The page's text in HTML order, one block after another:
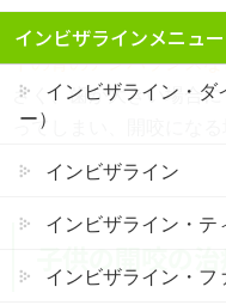
悪習癖（指しゃぶり、
下の骨のアンバランス
さく、歯が大きい場合
ってしまい、開咬にな
インビザラインメニュー
インビザライン・
ー）
インビザライン
インビザライン・テ
インビザライン・フ